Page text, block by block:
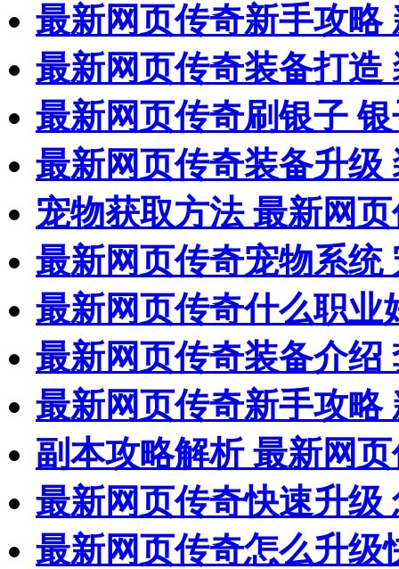
最新网页传奇新手攻略
最新网页传奇装备打造
最新网页传奇刷银子
最新网页传奇装备升级
宠物获取方法 最新网
最新网页传奇宠物系统
最新网页传奇什么职业
最新网页传奇装备介绍
最新网页传奇新手攻略
副本攻略解析 最新网
最新网页传奇快速升级
最新网页传奇怎么升级